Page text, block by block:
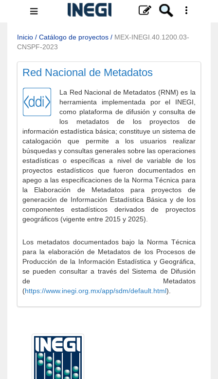
Menú
navegación
Inicio / Catálogo de proyectos / MEX-INEGI.40.1200.03-
CNSPF-2023
Red Nacional de Metadatos
La Red Nacional de Metadatos (RNM) es la
herramienta implementada por el INEGI,
como plataforma de difusión y consulta de
los metadatos de los proyectos de
información estadística básica; constituye un sistema de
catalogación que permite a los usuarios realizar
búsquedas y consultas generales sobre las operaciones
estadísticas o específicas a nivel de variable de los
proyectos estadísticos que fueron documentados en
apego a las especificaciones de la Norma Técnica para
la Elaboración de Metadatos para proyectos de
generación de Información Estadística Básica y de los
componentes estadísticos derivados de proyectos
geográficos (vigente entre 2015 y 2025).
Los metadatos documentados bajo la Norma Técnica
para la elaboración de Metadatos de los Procesos de
Producción de la Información Estadística y Geográfica,
se pueden consultar a través del Sistema de Difusión
de Metadatos
(https://www.inegi.org.mx/app/sdm/default.html).